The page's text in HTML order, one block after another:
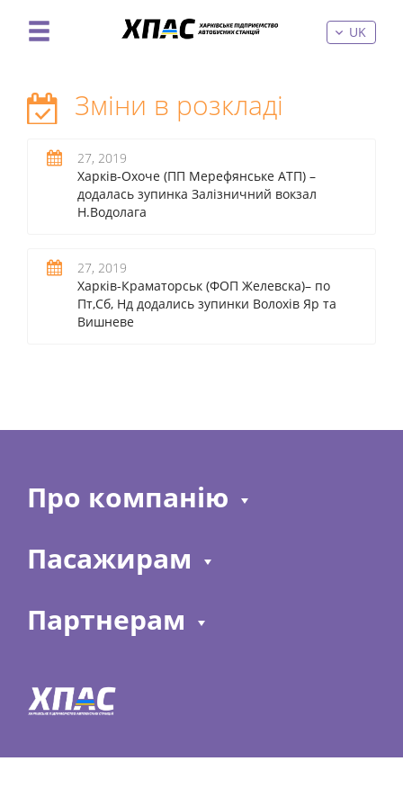
UK
Зміни в розкладі
27, 2019
Харків-Охоче (ПП Мерефянське АТП) –
додалась зупинка Залізничний вокзал
Н.Водолага
27, 2019
Харків-Краматорськ (ФОП Желевска)– по
Пт,Сб, Нд додались зупинки Волохів Яр та
Вишневе
Про компанію
Пасажирам
Партнерам